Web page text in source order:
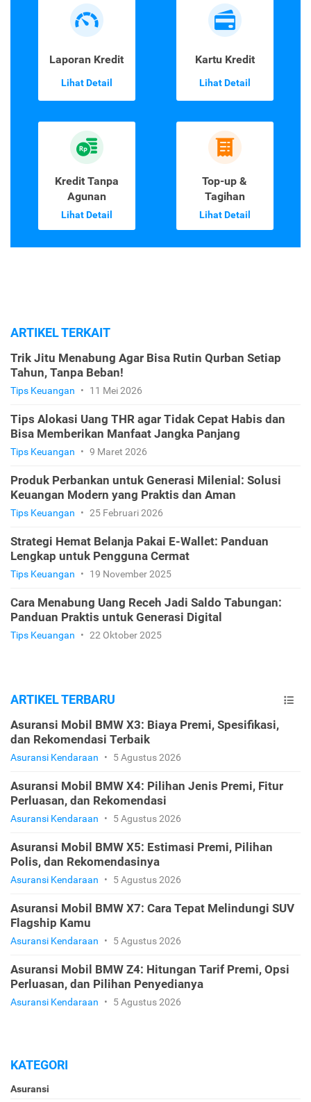
Laporan Kredit
Lihat Detail
Kartu Kredit
Lihat Detail
Kredit Tanpa
Agunan
Lihat Detail
Top-up &
Tagihan
Lihat Detail
ARTIKEL TERKAIT
Trik Jitu Menabung Agar Bisa Rutin Qurban Setiap
Tahun, Tanpa Beban!
Tips Keuangan • 11 Mei 2026
Tips Alokasi Uang THR agar Tidak Cepat Habis dan
Bisa Memberikan Manfaat Jangka Panjang
Tips Keuangan • 9 Maret 2026
Produk Perbankan untuk Generasi Milenial: Solusi
Keuangan Modern yang Praktis dan Aman
Tips Keuangan • 25 Februari 2026
Strategi Hemat Belanja Pakai E-Wallet: Panduan
Lengkap untuk Pengguna Cermat
Tips Keuangan • 19 November 2025
Cara Menabung Uang Receh Jadi Saldo Tabungan:
Panduan Praktis untuk Generasi Digital
Tips Keuangan • 22 Oktober 2025
ARTIKEL TERBARU
Asuransi Mobil BMW X3: Biaya Premi, Spesifikasi,
dan Rekomendasi Terbaik
Asuransi Kendaraan • 5 Agustus 2026
Asuransi Mobil BMW X4: Pilihan Jenis Premi, Fitur
Perluasan, dan Rekomendasi
Asuransi Kendaraan • 5 Agustus 2026
Asuransi Mobil BMW X5: Estimasi Premi, Pilihan
Polis, dan Rekomendasinya
Asuransi Kendaraan • 5 Agustus 2026
Asuransi Mobil BMW X7: Cara Tepat Melindungi SUV
Flagship Kamu
Asuransi Kendaraan • 5 Agustus 2026
Asuransi Mobil BMW Z4: Hitungan Tarif Premi, Opsi
Perluasan, dan Pilihan Penyedianya
Asuransi Kendaraan • 5 Agustus 2026
KATEGORI
Asuransi